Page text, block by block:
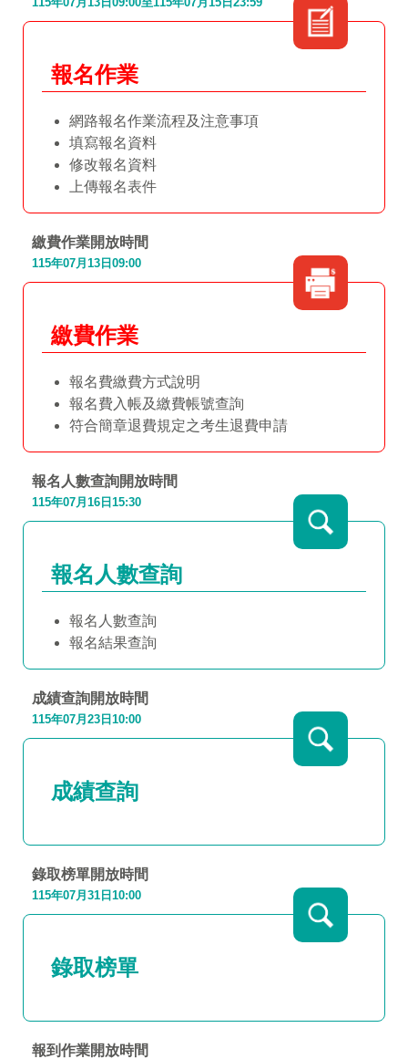
報名作業
網路報名作業流程及注意事項
填寫報名資料
修改報名資料
上傳報名表件
繳費作業開放時間
115年07月13日09:00
繳費作業
報名費繳費方式說明
報名費入帳及繳費帳號查詢
符合簡章退費規定之考生退費申請
報名人數查詢開放時間
115年07月16日15:30
報名人數查詢
報名人數查詢
報名結果查詢
成績查詢開放時間
115年07月23日10:00
成績查詢
錄取榜單開放時間
115年07月31日10:00
錄取榜單
報到作業開放時間